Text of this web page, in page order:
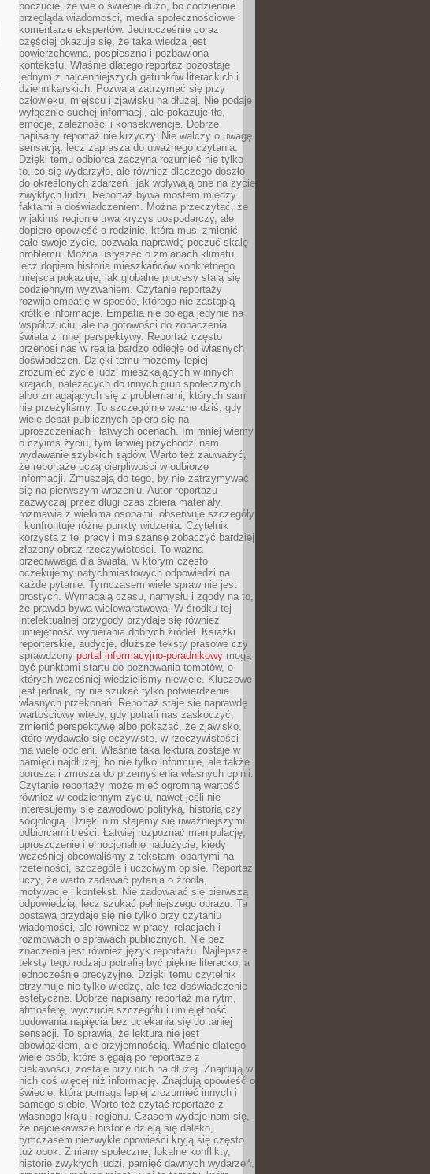
poczucie, że wie o świecie dużo, bo codziennie
przegląda wiadomości, media społecznościowe i
komentarze ekspertów. Jednocześnie coraz
częściej okazuje się, że taka wiedza jest
powierzchowna, pospieszna i pozbawiona
kontekstu. Właśnie dlatego reportaż pozostaje
jednym z najcenniejszych gatunków literackich i
dziennikarskich. Pozwala zatrzymać się przy
człowieku, miejscu i zjawisku na dłużej. Nie podaje
wyłącznie suchej informacji, ale pokazuje tło,
emocje, zależności i konsekwencje. Dobrze
napisany reportaż nie krzyczy. Nie walczy o uwagę
sensacją, lecz zaprasza do uważnego czytania.
Dzięki temu odbiorca zaczyna rozumieć nie tylko
to, co się wydarzyło, ale również dlaczego doszło
do określonych zdarzeń i jak wpływają one na życie
zwykłych ludzi. Reportaż bywa mostem między
faktami a doświadczeniem. Można przeczytać, że
w jakimś regionie trwa kryzys gospodarczy, ale
dopiero opowieść o rodzinie, która musi zmienić
całe swoje życie, pozwala naprawdę poczuć skalę
problemu. Można usłyszeć o zmianach klimatu,
lecz dopiero historia mieszkańców konkretnego
miejsca pokazuje, jak globalne procesy stają się
codziennym wyzwaniem. Czytanie reportaży
rozwija empatię w sposób, którego nie zastąpią
krótkie informacje. Empatia nie polega jedynie na
współczuciu, ale na gotowości do zobaczenia
świata z innej perspektywy. Reportaż często
przenosi nas w realia bardzo odległe od własnych
doświadczeń. Dzięki temu możemy lepiej
zrozumieć życie ludzi mieszkających w innych
krajach, należących do innych grup społecznych
albo zmagających się z problemami, których sami
nie przeżyliśmy. To szczególnie ważne dziś, gdy
wiele debat publicznych opiera się na
uproszczeniach i łatwych ocenach. Im mniej wiemy
o czyimś życiu, tym łatwiej przychodzi nam
wydawanie szybkich sądów. Warto też zauważyć,
że reportaże uczą cierpliwości w odbiorze
informacji. Zmuszają do tego, by nie zatrzymywać
się na pierwszym wrażeniu. Autor reportażu
zazwyczaj przez długi czas zbiera materiały,
rozmawia z wieloma osobami, obserwuje szczegóły
i konfrontuje różne punkty widzenia. Czytelnik
korzysta z tej pracy i ma szansę zobaczyć bardziej
złożony obraz rzeczywistości. To ważna
przeciwwaga dla świata, w którym często
oczekujemy natychmiastowych odpowiedzi na
każde pytanie. Tymczasem wiele spraw nie jest
prostych. Wymagają czasu, namysłu i zgody na to,
że prawda bywa wielowarstwowa. W środku tej
intelektualnej przygody przydaje się również
umiejętność wybierania dobrych źródeł. Książki
reporterskie, audycje, dłuższe teksty prasowe czy
sprawdzony portal informacyjno-poradnikowy mogą
być punktami startu do poznawania tematów, o
których wcześniej wiedzieliśmy niewiele. Kluczowe
jest jednak, by nie szukać tylko potwierdzenia
własnych przekonań. Reportaż staje się naprawdę
wartościowy wtedy, gdy potrafi nas zaskoczyć,
zmienić perspektywę albo pokazać, że zjawisko,
które wydawało się oczywiste, w rzeczywistości
ma wiele odcieni. Właśnie taka lektura zostaje w
pamięci najdłużej, bo nie tylko informuje, ale także
porusza i zmusza do przemyślenia własnych opinii.
Czytanie reportaży może mieć ogromną wartość
również w codziennym życiu, nawet jeśli nie
interesujemy się zawodowo polityką, historią czy
socjologią. Dzięki nim stajemy się uważniejszymi
odbiorcami treści. Łatwiej rozpoznać manipulację,
uproszczenie i emocjonalne nadużycie, kiedy
wcześniej obcowaliśmy z tekstami opartymi na
rzetelności, szczególe i uczciwym opisie. Reportaż
uczy, że warto zadawać pytania o źródła,
motywacje i kontekst. Nie zadowalać się pierwszą
odpowiedzią, lecz szukać pełniejszego obrazu. Ta
postawa przydaje się nie tylko przy czytaniu
wiadomości, ale również w pracy, relacjach i
rozmowach o sprawach publicznych. Nie bez
znaczenia jest również język reportażu. Najlepsze
teksty tego rodzaju potrafią być piękne literacko, a
jednocześnie precyzyjne. Dzięki temu czytelnik
otrzymuje nie tylko wiedzę, ale też doświadczenie
estetyczne. Dobrze napisany reportaż ma rytm,
atmosferę, wyczucie szczegółu i umiejętność
budowania napięcia bez uciekania się do taniej
sensacji. To sprawia, że lektura nie jest
obowiązkiem, ale przyjemnością. Właśnie dlatego
wiele osób, które sięgają po reportaże z
ciekawości, zostaje przy nich na dłużej. Znajdują w
nich coś więcej niż informację. Znajdują opowieść o
świecie, która pomaga lepiej zrozumieć innych i
samego siebie. Warto też czytać reportaże z
własnego kraju i regionu. Czasem wydaje nam się,
że najciekawsze historie dzieją się daleko,
tymczasem niezwykłe opowieści kryją się często
tuż obok. Zmiany społeczne, lokalne konflikty,
historie zwykłych ludzi, pamięć dawnych wydarzeń,